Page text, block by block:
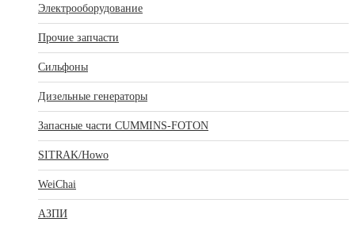
Электрооборудование
Прочие запчасти
Сильфоны
Дизельные генераторы
Запасные части CUMMINS-FOTON
SITRAK/Howo
WeiChai
АЗПИ